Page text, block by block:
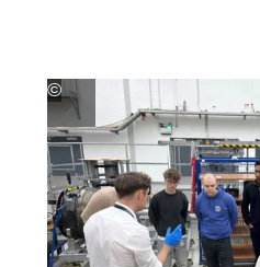
©
Martin
Müller
|
Hochschule
RheinMain